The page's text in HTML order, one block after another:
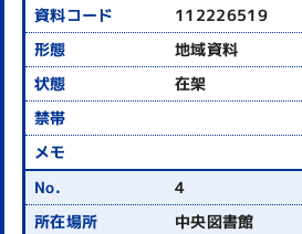
112226519
地域資料
在架
4
中央図書館